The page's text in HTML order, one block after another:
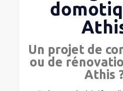
Un projet de
ou de
Athis